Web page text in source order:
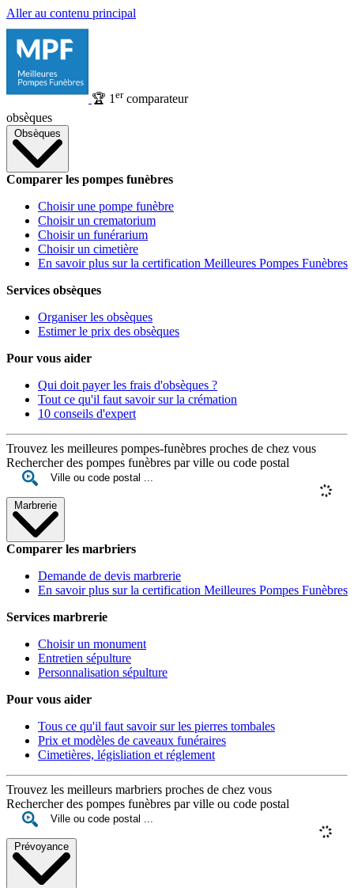
Aller au contenu principal
🏆 1 ercomparateur
obsèques
Obsèques
Comparer les pompes funèbres
Choisir une pompe funèbre
Choisir un crematorium
Choisir un funérarium
Choisir un cimetière
En savoir plus sur la certification Meilleures Pompes Funèbres
Services obsèques
Organiser les obsèques
Estimer le prix des obsèques
Pour vous aider
Qui doit payer les frais d'obsèques ?
Tout ce qu'il faut savoir sur la crémation
10 conseils d'expert
Trouvez les meilleures pompes-funèbres proches de chez vous
Rechercher des pompes funèbres par ville ou code postal
Marbrerie
Comparer les marbriers
Demande de devis marbrerie
En savoir plus sur la certification Meilleures Pompes Funèbres
Services marbrerie
Choisir un monument
Entretien sépulture
Personnalisation sépulture
Pour vous aider
Tous ce qu'il faut savoir sur les pierres tombales
Prix et modèles de caveaux funéraires
Cimetières, législiation et réglement
Trouvez les meilleurs marbriers proches de chez vous
Rechercher des pompes funèbres par ville ou code postal
Prévoyance